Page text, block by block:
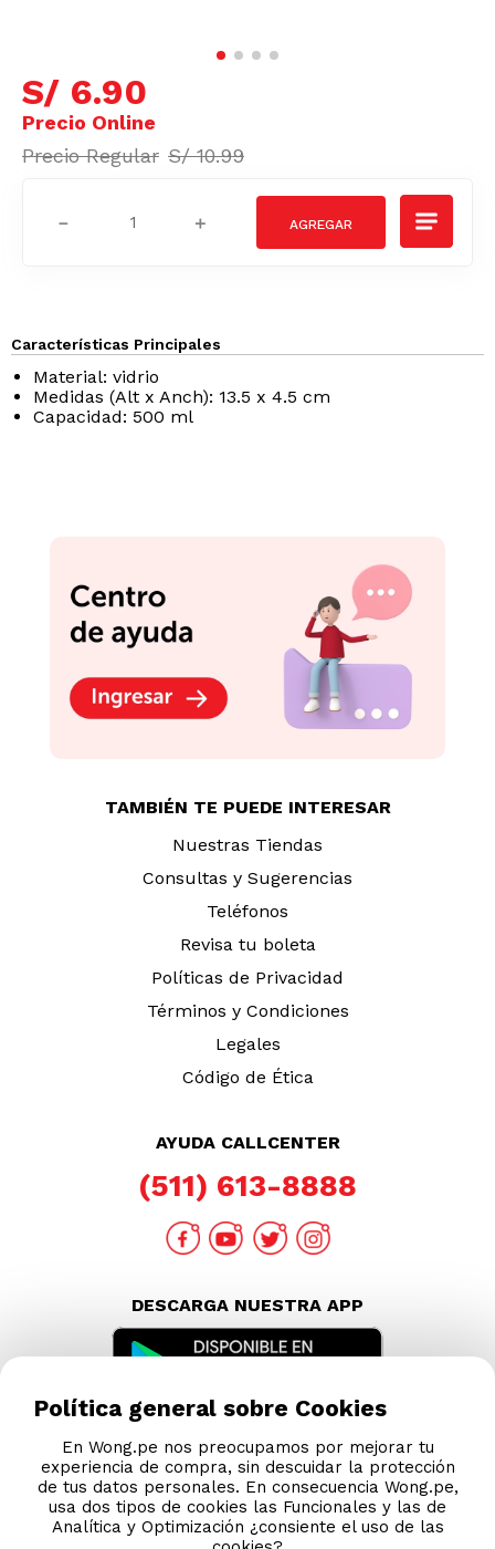
S/ 6.90
S/ 10.99
＋
－
Características Principales
Material: vidrio
Medidas (Alt x Anch): 13.5 x 4.5 cm
Capacidad: 500 ml
TAMBIÉN TE PUEDE INTERESAR
Nuestras Tiendas
Consultas y Sugerencias
Teléfonos
Revisa tu boleta
Políticas de Privacidad
Términos y Condiciones
Legales
Código de Ética
AYUDA CALLCENTER
(511) 613-8888
DESCARGA NUESTRA APP
Política general sobre Cookies
En Wong.pe nos preocupamos por mejorar tu
experiencia de compra, sin descuidar la protección
de tus datos personales. En consecuencia Wong.pe,
usa dos tipos de cookies las Funcionales y las de
Analítica y Optimización ¿consiente el uso de las